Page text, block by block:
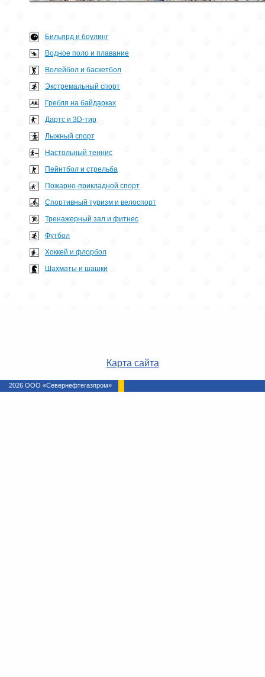
Бильярд и боулинг
Водное поло и плавание
Волейбол и баскетбол
Экстремальный спорт
Гребля на байдарках
Дартс и 3D-тир
Лыжный спорт
Настольный теннис
Пейнтбол и стрельба
Пожарно-прикладной спорт
Спортивный туризм и велоспорт
Тренажерный зал и фитнес
Футбол
Хоккей и флорбол
Шахматы и шашки
Карта сайта
2026 ООО «Севернефтегазпром»